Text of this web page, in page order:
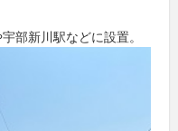
部新川駅などに設置。